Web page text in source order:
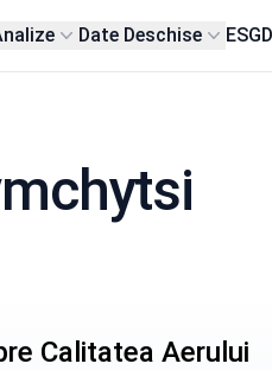
Date Deschise ESG
Calitatea Aerului